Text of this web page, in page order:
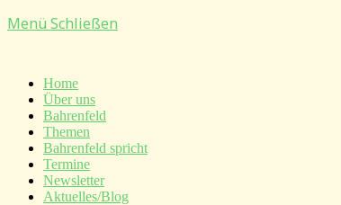
Menü Schließen
Home
Über uns
Bahrenfeld
Themen
Bahrenfeld spricht
Termine
Newsletter
Aktuelles/Blog